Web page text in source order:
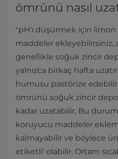
ömrünü nasıl
"pH'ı düşürmek için
maddeler ekleyebilirsiniz,
genellikle soğuk zincir
yalnızca birkaç hafta
humusu pastörize
ömrünü soğuk zincir
kadar uzatabilir. Bu
koruyucu maddeler
kalmayabilir ve böylece
etiketli' olabilir. Ortam